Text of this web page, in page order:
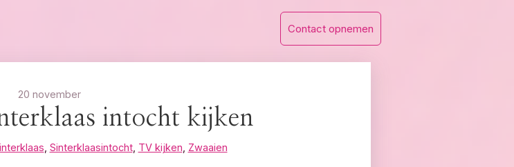
Contact opnemen
20 november
intocht kijken
Sinterklaasintocht, TV kijken Zwaaien